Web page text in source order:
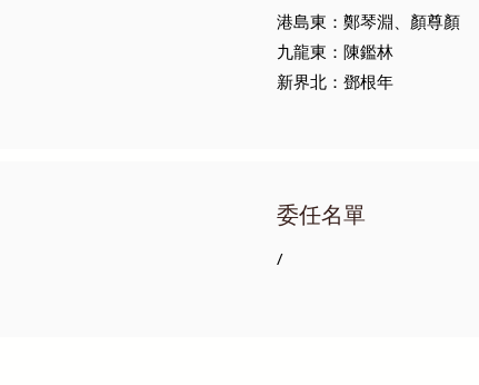
港島東：鄭琴淵、顏尊顏
九龍東：陳鑑林
新界北：鄧根年
委任名單
/